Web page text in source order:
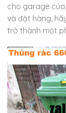
cho garage
và đặt hàng,
trở thành một